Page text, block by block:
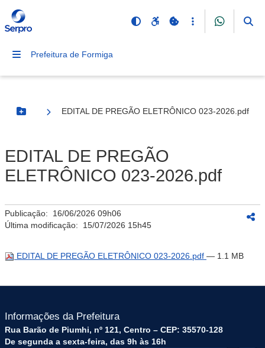
Prefeitura de Formiga
Botão Menu
EDITAL DE PREGÃO ELETRÔNICO 023-2026.pdf
EDITAL DE PREGÃO
ELETRÔNICO 023-2026.pdf
Publicação: 16/06/2026 09h06
Última modificação: 15/07/2026 15h45
EDITAL DE PREGÃO ELETRÔNICO 023-2026.pdf — 1.1 MB
Informações da Prefeitura
Rua Barão de Piumhi, nº 121, Centro – CEP: 35570-128
De segunda a sexta-feira, das 9h às 16h